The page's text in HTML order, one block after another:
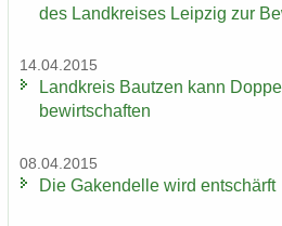
des Land­krei­ses Leip­zig zur
14.04.2015
Land­kreis Baut­zen kann
be­wirt­schaf­ten
08.04.2015
Die Ga­ken­del­le wird ent­schärft